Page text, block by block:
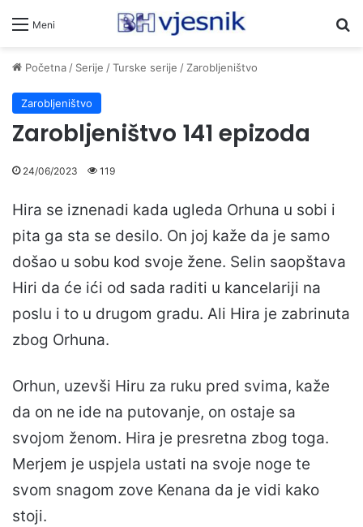
Meni
Početna/ Serije /Turske serije /Zarobljeništvo
Zarobljeništvo
Zarobljeništvo 141 epizoda
24/06/2023 119
Hira se iznenadi kada ugleda Orhuna u sobi i
pita ga sta se desilo. On joj kaže da je samo
došao u sobu kod svoje žene. Selin saopštava
Hiri da će ići od sada raditi u kancelariji na
poslu i to u drugom gradu. Ali Hira je zabrinuta
zbog Orhuna.
Orhun, uzevši Hiru za ruku pred svima, kaže
da on ne ide na putovanje, on ostaje sa
svojom ženom. Hira je presretna zbog toga.
Merjem je uspjela ustati na svoje noge te
svom snagom zove Kenana da je vidi kako
stoji.